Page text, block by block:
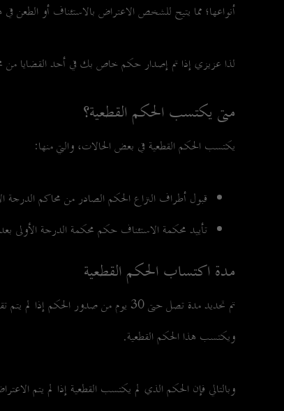
أنواعها؛ مما يتيح للشخص الاعتراض بالاستئناف أو الطعن
لذا عزيزي إذا تم إصدار حكم خاص بك في أحد القضايا من
متى يكتسب الحكم القطعية؟
يكتسب الحكم القطعية في بعض الحالات، والتي منها:
قبول أطراف النزاع الحكم الصادر من محاكم الدرجة
تأييد محكمة الاستئناف حكم محكمة الدرجة الأولى
مدة اكتساب الحكم القطعية
تم تحديد مدة تصل حتى 30 يوم من
ويكتسب هذا الحكم القطعية.
وبالتالي فإن الحكم الذي لم يكتسب القطعية إذا لم يتم